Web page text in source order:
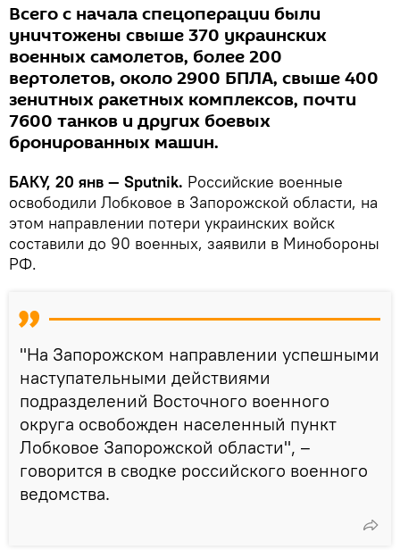
Всего с начала спецоперации были
уничтожены свыше 370 украинских
военных самолетов, более 200
вертолетов, около 2900 БПЛА, свыше 400
зенитных ракетных комплексов, почти
7600 танков и других боевых
бронированных машин.
БАКУ, 20 янв — Sputnik. Российские военные
освободили Лобковое в Запорожской области, на
этом направлении потери украинских войск
составили до 90 военных, заявили в Минобороны
РФ.
"На Запорожском направлении успешными
наступательными действиями
подразделений Восточного военного
округа освобожден населенный пункт
Лобковое Запорожской области", –
говорится в сводке российского военного
ведомства.